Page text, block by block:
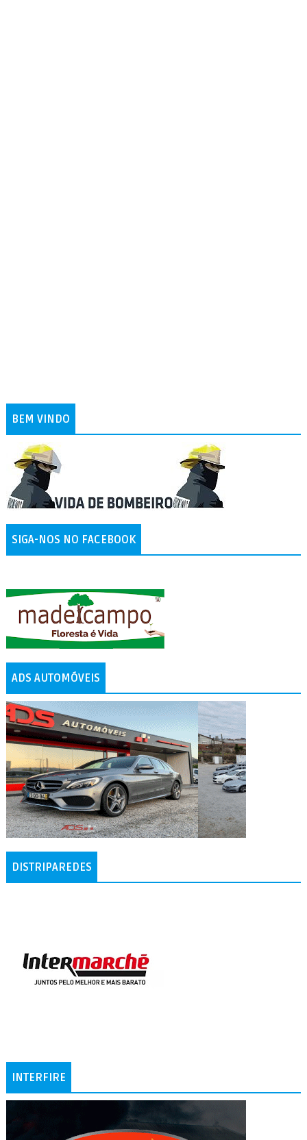
BEM VINDO
SIGA-NOS NO FACEBOOK
ADS AUTOMÓVEIS
DISTRIPAREDES
INTERFIRE